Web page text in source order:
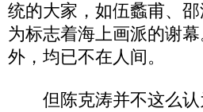
统的大家，如伍蠡甫、
为标志着海上画派的谢
外，均已不在人间。
但陈克涛并不这么认